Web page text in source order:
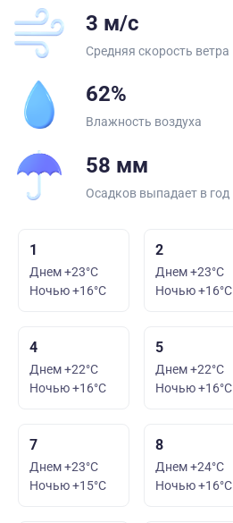
3 м/с
Средняя скорость ветра
62%
Влажность воздуха
58 мм
Осадков выпадает в год
1
Днем +23°C
Ночью +16°C
2
Днем +23°C
Ночью +16°C
4
Днем +22°C
Ночью +16°C
5
Днем +22°C
Ночью +16°C
7
Днем +23°C
Ночью +15°C
8
Днем +24°C
Ночью +16°C